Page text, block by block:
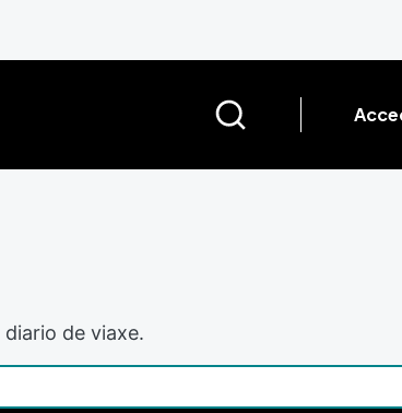
de viaxe.